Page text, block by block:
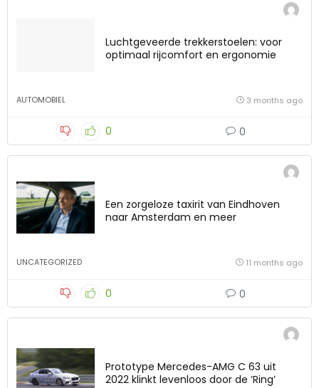
Luchtgeveerde trekkerstoelen: voor
optimaal rijcomfort en ergonomie
AUTOMOBIEL 3 months ago
0 0
Een zorgeloze taxirit van Eindhoven
naar Amsterdam en meer
UNCATEGORIZED 11 months ago
0 0
Prototype Mercedes-AMG C 63 uit
2022 klinkt levenloos door de ‘Ring’